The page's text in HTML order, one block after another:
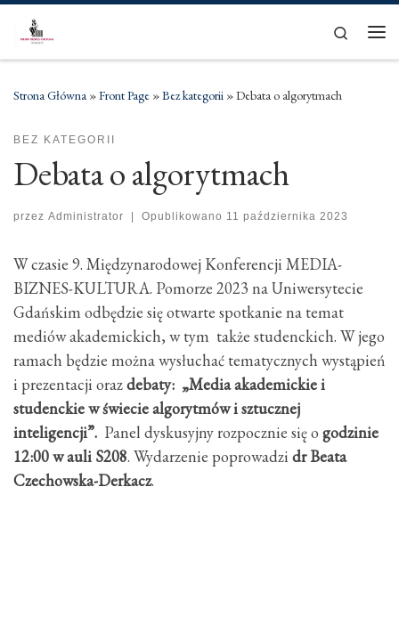
Skip to content
Search
Strona Główna »Front Page »Bez kategorii »Debata o algorytmach
BEZ KATEGORII
Debata o algorytmach
przez Administrator | Opublikowano 11 października 2023
W czasie 9. Międzynarodowej Konferencji MEDIA-
BIZNES-KULTURA. Pomorze 2023 na Uniwersytecie
Gdańskim odbędzie się otwarte spotkanie na temat
mediów akademickich, w tym także studenckich. W jego
ramach będzie można wysłuchać tematycznych wystąpień
i prezentacji orazdebaty: „Media akademickie i
studenckie w świecie algorytmów i sztucznej
inteligencji”. Panel dyskusyjny rozpocznie się o godzinie
12:00 w auli S208. Wydarzenie poprowadzi dr Beata
Czechowska-Derkacz.